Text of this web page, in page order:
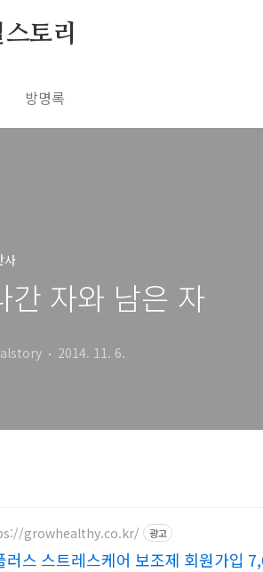
토리
방명록
사
간 자와 남은 자
2014. 11. 6.
growhealthy.co.kr/ 광고
러스 스트레스케어 보조제 회원가입